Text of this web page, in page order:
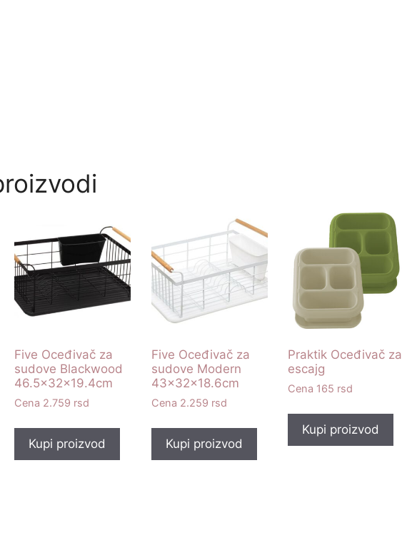
Five Oceđivač za
sudove Blackwood
46.5x32x19.4cm
2.759 rsd
Kupi proizvod
Five Oceđivač za
sudove Modern
43x32x18.6cm
2.259 rsd
Kupi proizvod
Praktik Oceđivač za
escajg
165 rsd
Kupi proizvod